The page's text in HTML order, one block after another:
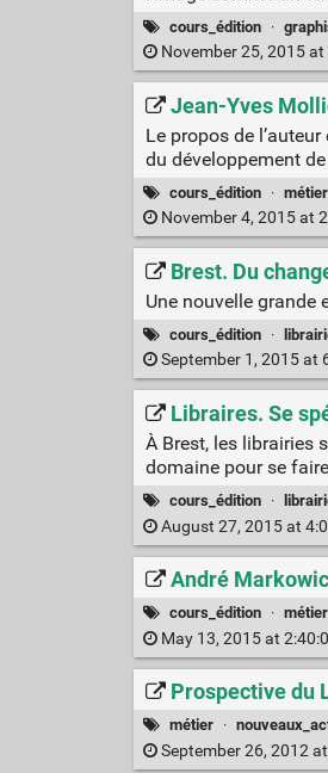
cours_édition ·
November 25, 2015 at
Jean-Yves
Le propos de
du développement
cours_édition · métier
November 4, 2015 at
Brest. Du
Une nouvelle grande
cours_édition ·
September 1, 2015 at
Libraires. Se
À Brest, les librairies
domaine pour se
cours_édition ·
August 27, 2015 at
André
cours_édition · métier
May 13, 2015 at
Prospective du
métier ·
September 26, 2012